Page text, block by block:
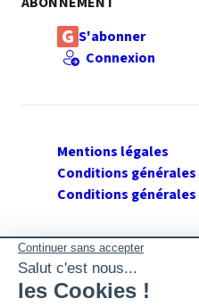
S'abonner
Connexion
Mentions légales
Conditions
Conditions
SUIVEZ GERANT DE SARL